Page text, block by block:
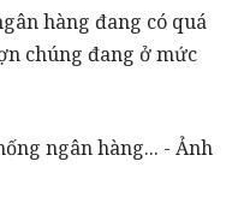
hàng đang có quá
chúng đang ở mức